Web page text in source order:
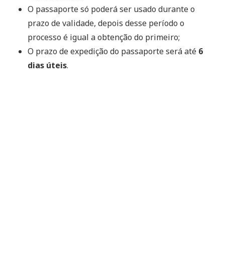
O passaporte só poderá ser usado durante o
prazo de validade, depois desse período o
processo é igual a obtenção do primeiro;
O prazo de expedição do passaporte será até 6
dias úteis.